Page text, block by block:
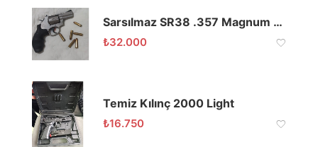
Sarsılmaz SR38 .357 Magnum 2.5 İnç
₺32.000
Temiz Kılınç 2000 Light
₺16.750